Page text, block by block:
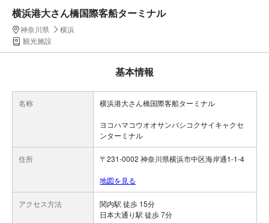
横浜港大さん橋国際客船ターミナル
神奈川県
横浜
観光施設
基本情報
名称 横浜港大さん橋国際客船ターミナル
ヨコハマコウオオサンバシコクサイキャクセ
ンターミナル
住所 〒231-0002 神奈川県横浜市中区海岸通1-1-4
地図を見る
アクセス方法
関内駅 徒歩 15分
日本大通り駅 徒歩 7分